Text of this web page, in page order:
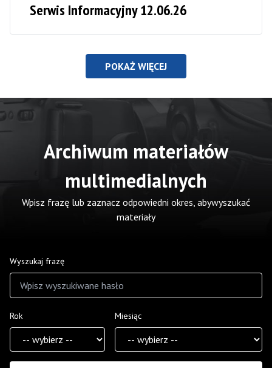
Serwis Informacyjny 12.06.26
POKAŻ WIĘCEJ
Archiwum materiałów
multimedialnych
Wpisz frazę lub zaznacz odpowiedni okres, abywyszukać
materiały
Wyszukaj frazę
Rok Miesiąc